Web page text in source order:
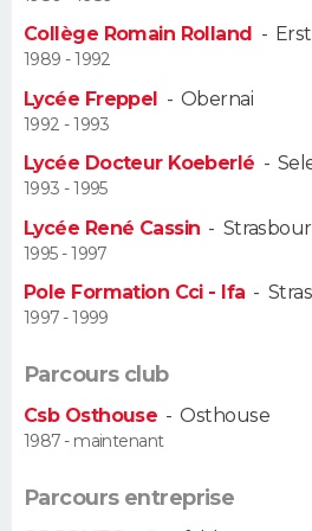
Alimentation
Guide de la santé
Maladies
Médicaments
Sommeil
VOYAGE
Destinations
City break
Voyage nature
Voyage de noces
Forum
Climat
+
PHOTO
GUIDES D'ACHAT
BONS PLANS
Carte de Noël
Carte Bonne année
Carte Saint-Valentin
Carte Pâques
Carte d'anniversaire
Dictionnaire
Biographies
Citations
Expressions
Proverbes
PROGRAMME TV
COPAINS D'AVANT
S'inscrire
Se connecter
Lycées
Collèges
Primaires
Universités
Entreprises
Service militaire
Avis de recherche
AVIS DE DÉCÈS
Collège Romain Rolland -
1989 - 1992
Lycée Freppel - Obernai
1992 - 1993
Lycée Docteur Koeberlé -
1993 - 1995
Lycée René Cassin -
1995 - 1997
Pole Formation Cci - Ifa -
1997 - 1999
Parcours club
Csb Osthouse -Osthouse
1987 - maintenant
Parcours entreprise